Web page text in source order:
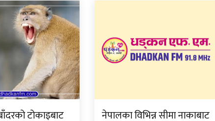
टोकाइबाट नेपालका विभिन्न सीमा नाकाबाट